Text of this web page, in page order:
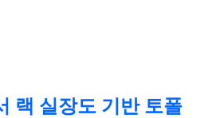
랙 실장도 기반 토폴